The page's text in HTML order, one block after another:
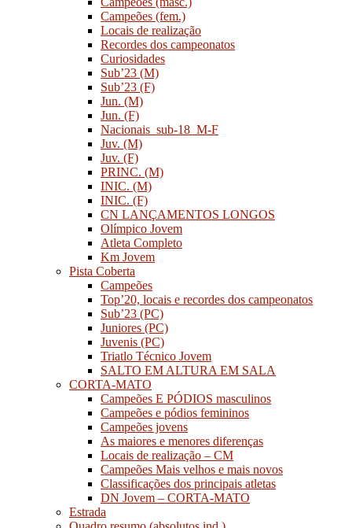
Campeões (fem.)
Locais de realização
Recordes dos campeonatos
Curiosidades
Sub’23 (M)
Sub’23 (F)
Jun. (M)
Jun. (F)
Nacionais_sub-18_M-F
Juv. (M)
Juv. (F)
PRINC. (M)
INIC. (M)
INIC. (F)
CN LANÇAMENTOS LONGOS
Olímpico Jovem
Atleta Completo
Km Jovem
Pista Coberta
Campeões
Top’20, locais e recordes dos campeonatos
Sub’23 (PC)
Juniores (PC)
Juvenis (PC)
Triatlo Técnico Jovem
SALTO EM ALTURA EM SALA
CORTA-MATO
Campeões E PÓDIOS masculinos
Campeões e pódios femininos
Campeões jovens
As maiores e menores diferenças
Locais de realização – CM
Campeões Mais velhos e mais novos
Classificações dos principais atletas
DN Jovem – CORTA-MATO
Estrada